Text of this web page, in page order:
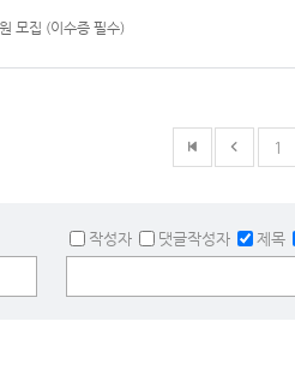
모집 (이수증 필수)
1
작성자 댓글작성자 제목